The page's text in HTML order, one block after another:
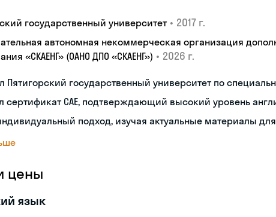
государственный университет • 2017 г.
автономная некоммерческая организация
«СКАЕНГ» (ОАНО ДПО «СКАЕНГ») • 2026 г.
Пятигорский государственный университет по
сертификат CAE, подтверждающий высокий уровень
подход, изучая актуальные материалы для
цены
язык